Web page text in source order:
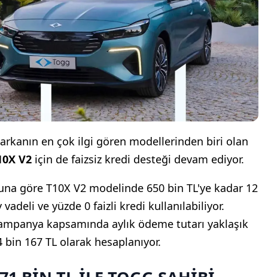
en çok ilgi gören modellerinden biri olan
V2 için de faizsiz kredi desteği devam ediyor.
göre T10X V2 modelinde 650 bin TL'ye kadar 12
vadeli ve yüzde 0 faizli kredi kullanılabiliyor.
kapsamında aylık ödeme tutarı yaklaşık
bin 167 TL olarak hesaplanıyor.